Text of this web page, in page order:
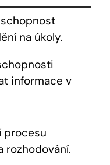
na úkoly.
informace v
procesu
rozhodování.